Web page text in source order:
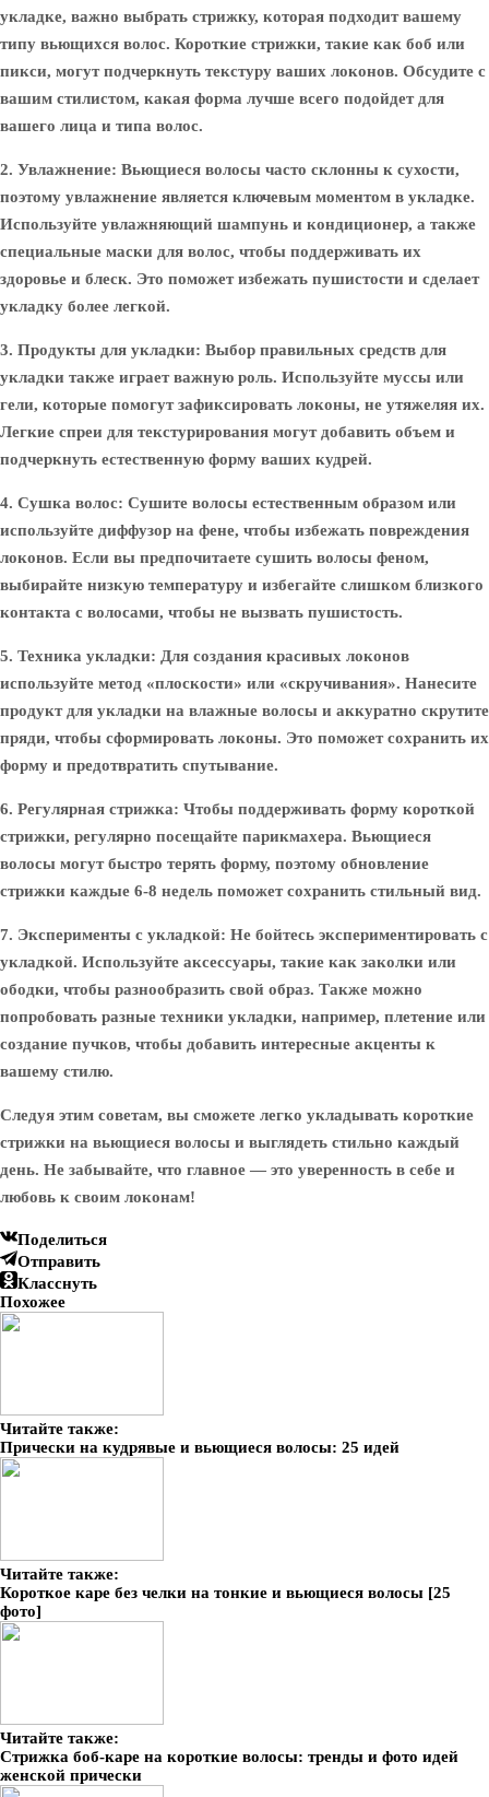
укладке, важно выбрать стрижку, которая подходит вашему
типу вьющихся волос. Короткие стрижки, такие как боб или
пикси, могут подчеркнуть текстуру ваших локонов. Обсудите с
вашим стилистом, какая форма лучше всего подойдет для
вашего лица и типа волос.
2. Увлажнение: Вьющиеся волосы часто склонны к сухости,
поэтому увлажнение является ключевым моментом в укладке.
Используйте увлажняющий шампунь и кондиционер, а также
специальные маски для волос, чтобы поддерживать их
здоровье и блеск. Это поможет избежать пушистости и сделает
укладку более легкой.
3. Продукты для укладки: Выбор правильных средств для
укладки также играет важную роль. Используйте муссы или
гели, которые помогут зафиксировать локоны, не утяжеляя их.
Легкие спреи для текстурирования могут добавить объем и
подчеркнуть естественную форму ваших кудрей.
4. Сушка волос: Сушите волосы естественным образом или
используйте диффузор на фене, чтобы избежать повреждения
локонов. Если вы предпочитаете сушить волосы феном,
выбирайте низкую температуру и избегайте слишком близкого
контакта с волосами, чтобы не вызвать пушистость.
5. Техника укладки: Для создания красивых локонов
используйте метод «плоскости» или «скручивания». Нанесите
продукт для укладки на влажные волосы и аккуратно скрутите
пряди, чтобы сформировать локоны. Это поможет сохранить их
форму и предотвратить спутывание.
6. Регулярная стрижка: Чтобы поддерживать форму короткой
стрижки, регулярно посещайте парикмахера. Вьющиеся
волосы могут быстро терять форму, поэтому обновление
стрижки каждые 6-8 недель поможет сохранить стильный вид.
7. Эксперименты с укладкой: Не бойтесь экспериментировать с
укладкой. Используйте аксессуары, такие как заколки или
ободки, чтобы разнообразить свой образ. Также можно
попробовать разные техники укладки, например, плетение или
создание пучков, чтобы добавить интересные акценты к
вашему стилю.
Следуя этим советам, вы сможете легко укладывать короткие
стрижки на вьющиеся волосы и выглядеть стильно каждый
день. Не забывайте, что главное — это уверенность в себе и
любовь к своим локонам!
Поделиться
Отправить
Класснуть
Похожее
Читайте также:
Прически на кудрявые и вьющиеся волосы: 25 идей
Читайте также:
Короткое каре без челки на тонкие и вьющиеся волосы [25
фото]
Читайте также:
Стрижка боб-каре на короткие волосы: тренды и фото идей
женской прически